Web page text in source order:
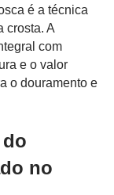
é a técnica
crosta. A
com
e o valor
o douramento e
no